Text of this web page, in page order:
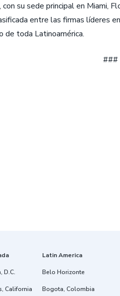
su sede principal en Miami,
entre las firmas líderes
de toda Latinoamérica.
###
D.C.
California
Latin America
Belo Horizonte
Bogota, Colombia